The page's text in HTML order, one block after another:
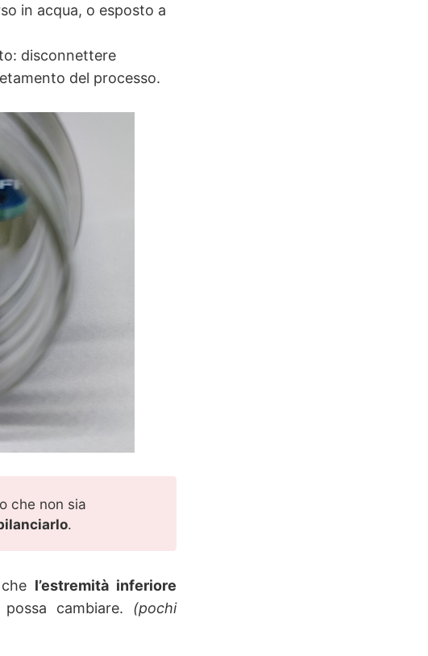
in acqua, o esposto a
disconnettere
del processo.
che non sia
.
l’estremità inferiore
cambiare. (pochi